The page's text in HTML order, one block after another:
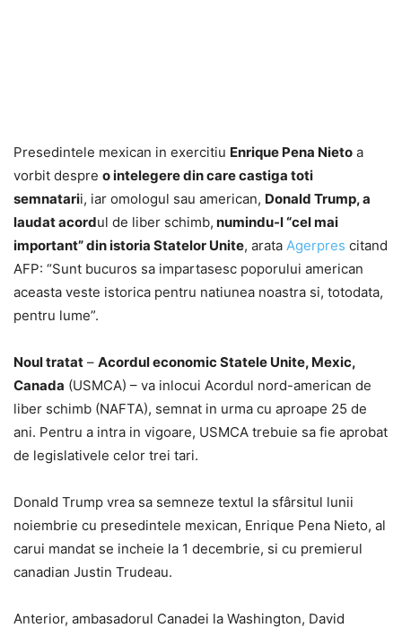
Presedintele mexican in exercitiu Enrique Pena Nieto a
vorbit despre o intelegere din care castiga toti
semnatarii, iar omologul sau american, Donald Trump, a
laudat acordul de liber schimb, numindu-l “cel mai
important” din istoria Statelor Unite, arata Agerpres citand
AFP: “Sunt bucuros sa impartasesc poporului american
aceasta veste istorica pentru natiunea noastra si, totodata,
pentru lume”.
Noul tratat – Acordul economic Statele Unite, Mexic,
Canada (USMCA) – va inlocui Acordul nord-american de
liber schimb (NAFTA), semnat in urma cu aproape 25 de
ani. Pentru a intra in vigoare, USMCA trebuie sa fie aprobat
de legislativele celor trei tari.
Donald Trump vrea sa semneze textul la sfârsitul lunii
noiembrie cu presedintele mexican, Enrique Pena Nieto, al
carui mandat se incheie la 1 decembrie, si cu premierul
canadian Justin Trudeau.
Anterior, ambasadorul Canadei la Washington, David